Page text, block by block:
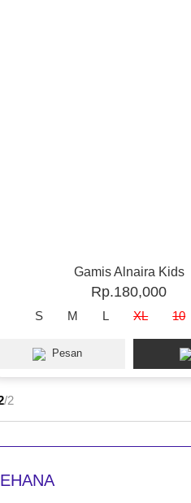
Gamis Alnaira Kids
Rp.180,000
S M L XL 10
Pesan
/2